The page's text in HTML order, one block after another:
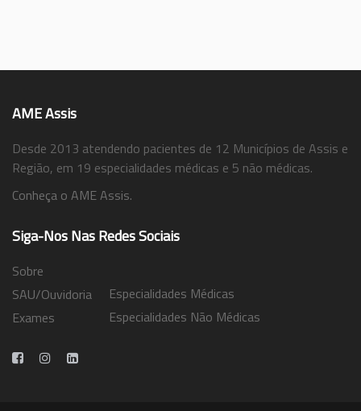
AME Assis
Desde 2013 atendendo pacientes de 12 Municípios de Assis e
Região, em 19 especialidades médicas e 5 não médicas.
Conheça o AME Assis.
Siga-Nos Nas Redes Sociais
Sobre
SAU/Ouvidoria
Exames
Especialidades Médicas
Especialidades Não Médicas